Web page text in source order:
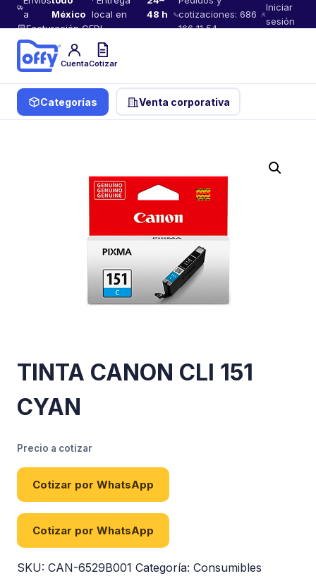
a
México local en
48 h
Facturación CFDI
cotizaciones: 686
166 11 54
Iniciar
sesión
CuentaCotizar
Categorías Venta corporativa
TINTA CANON CLI 151
CYAN
Precio a cotizar
Cotizar por WhatsApp
Cotizar por WhatsApp
SKU: CAN-6529B001 Categoría: Consumibles